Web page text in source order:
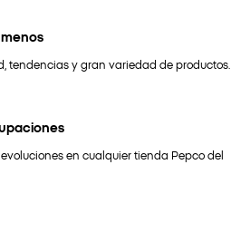
tendencias y gran variedad de productos.
en cualquier tienda Pepco del